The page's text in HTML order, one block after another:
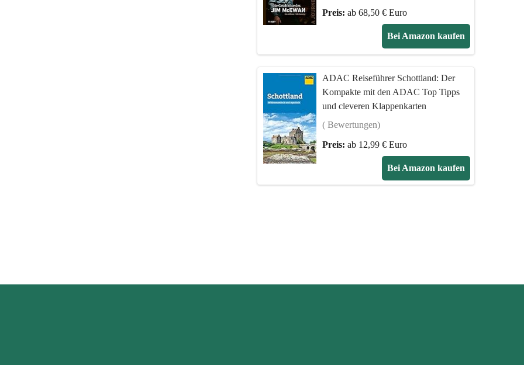
Preis: ab 68,50 € Euro
Bei Amazon kaufen
ADAC Reiseführer Schottland: Der
Kompakte mit den ADAC Top Tipps
und cleveren Klappenkarten
( Bewertungen)
Preis: ab 12,99 € Euro
Bei Amazon kaufen